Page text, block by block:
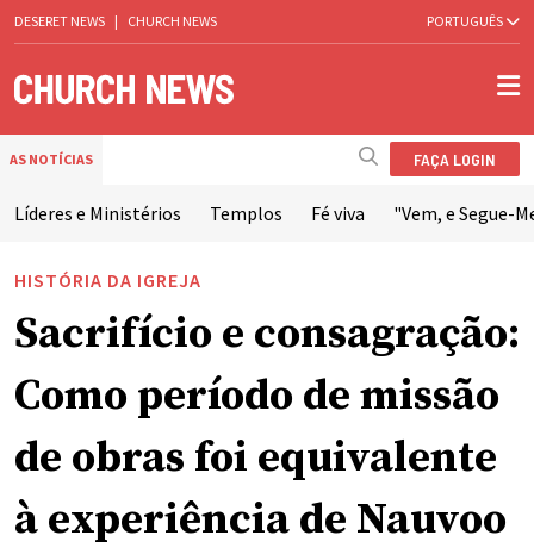
DESERET NEWS | CHURCH NEWS PORTUGUÊS
AS NOTÍCIAS FAÇA LOGIN
Líderes e Ministérios Templos Fé viva "Vem, e Segue-
HISTÓRIA DA IGREJA
Sacrifício e consagração:
Como período de missão
de obras foi equivalente
à experiência de Nauvoo